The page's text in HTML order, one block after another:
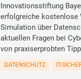
Innovationsstiftung
erfolgreiche kostenlose
Simulation über
aktuellen Fragen bei
von praxiserprobten
DATENSCHUTZ IT-